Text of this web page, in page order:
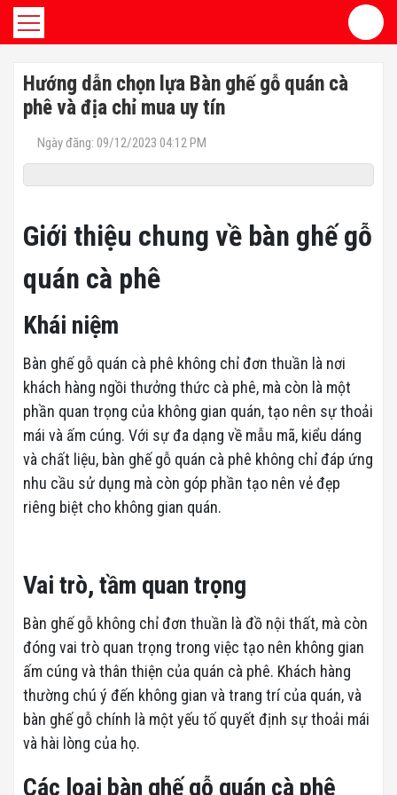
Hướng dẫn chọn lựa Bàn ghế gỗ quán cà
phê và địa chỉ mua uy tín
Ngày đăng: 09/12/2023 04:12 PM
Giới thiệu chung về bàn ghế gỗ
quán cà phê
Khái niệm
Bàn ghế gỗ quán cà phê không chỉ đơn thuần là nơi
khách hàng ngồi thưởng thức cà phê, mà còn là một
phần quan trọng của không gian quán, tạo nên sự thoải
mái và ấm cúng. Với sự đa dạng về mẫu mã, kiểu dáng
và chất liệu, bàn ghế gỗ quán cà phê không chỉ đáp ứng
nhu cầu sử dụng mà còn góp phần tạo nên vẻ đẹp
riêng biệt cho không gian quán.
Vai trò, tầm quan trọng
Bàn ghế gỗ không chỉ đơn thuần là đồ nội thất, mà còn
đóng vai trò quan trọng trong việc tạo nên không gian
ấm cúng và thân thiện của quán cà phê. Khách hàng
thường chú ý đến không gian và trang trí của quán, và
bàn ghế gỗ chính là một yếu tố quyết định sự thoải mái
và hài lòng của họ.
Các loại bàn ghế gỗ quán cà phê